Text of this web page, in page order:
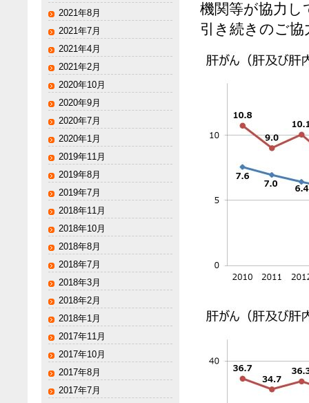
機関等が協力し
引き続きのご
2021年8月
2021年7月
2021年4月
2021年2月
2020年10月
2020年9月
2020年7月
2020年1月
2019年11月
2019年8月
2019年7月
2018年11月
2018年10月
2018年8月
2018年7月
2018年3月
2018年2月
2018年1月
2017年11月
2017年10月
2017年8月
2017年7月